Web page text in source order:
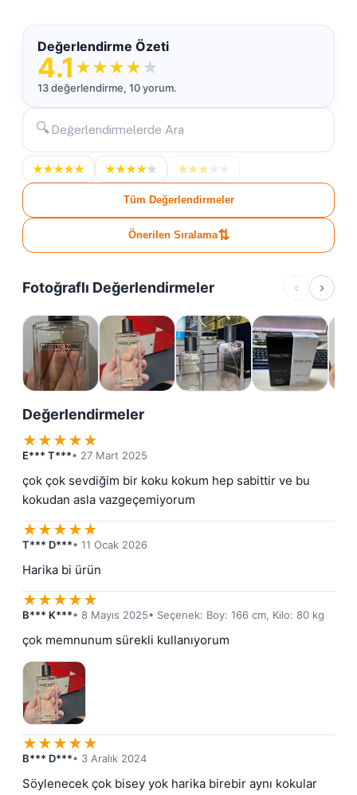
Değerlendirme Özeti
4.1 ★★★★ ★
13 değerlendirme, 10 yorum.
🔍
★★★★★ ★★★★★ ★★★
Tüm Değerlendirmeler
Önerilen Sıralama⇅
Fotoğraflı Değerlendirmeler ‹ ›
Değerlendirmeler
★★★★★
E*** T***• 27 Mart 2025
çok çok sevdiğim bir koku kokum hep sabittir ve bu
kokudan asla vazgeçemiyorum
★★★★★
T*** D***• 11 Ocak 2026
Harika bi ürün
★★★★★
B*** K***• 8 Mayıs 2025• Seçenek: Boy: 166 cm, Kilo: 80 kg
çok memnunum sürekli kullanıyorum
★★★★★
B*** D***• 3 Aralık 2024
Söylenecek çok bisey yok harika birebir aynı kokular